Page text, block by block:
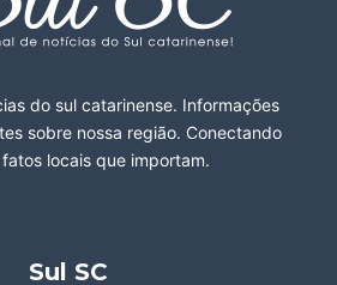
do sul catarinense. Informações
sobre nossa região. Conectando
locais que importam.
Sul SC